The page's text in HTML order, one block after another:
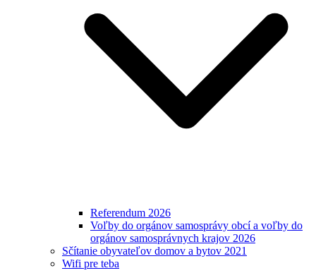
Referendum 2026
Voľby do orgánov samosprávy obcí a voľby do
orgánov samosprávnych krajov 2026
Sčítanie obyvateľov domov a bytov 2021
Wifi pre teba